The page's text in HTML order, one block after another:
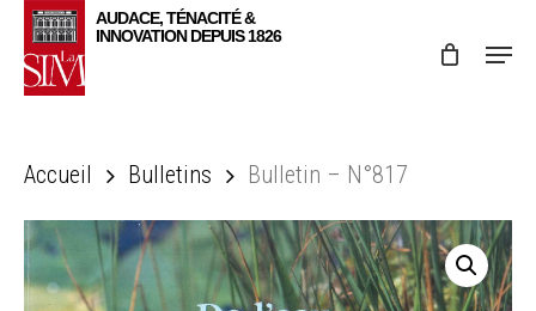
Skip
main
Menu
Accueil Bulletins Bulletin – N°817